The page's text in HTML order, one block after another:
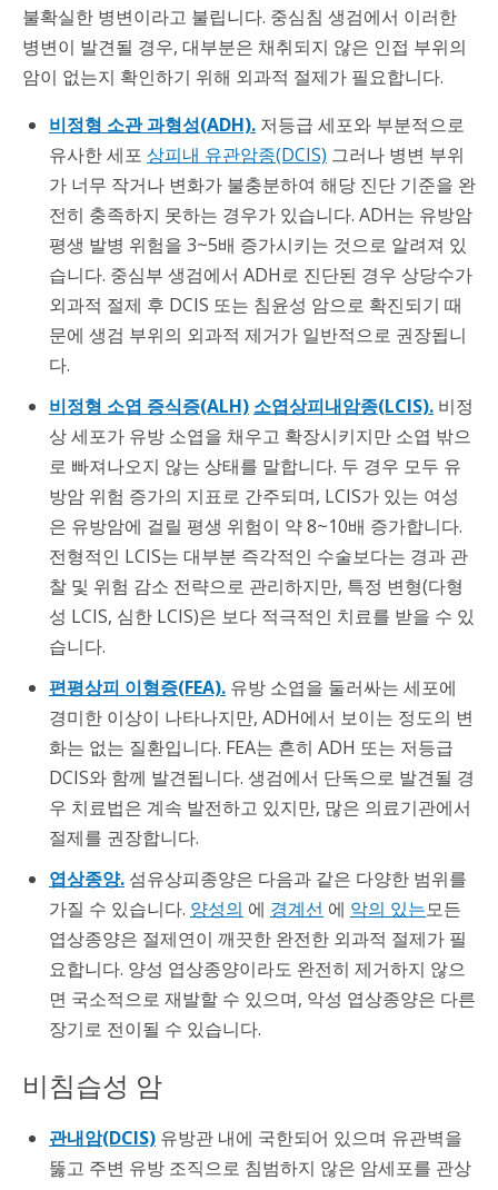
불확실한 병변이라고 불립니다. 중심침 생검에서 이러한
병변이 발견될 경우, 대부분은 채취되지 않은 인접 부위의
암이 없는지 확인하기 위해 외과적 절제가 필요합니다.
비정형 소관 과형성(ADH). 저등급 세포와 부분적으로
유사한 세포 상피내 유관암종(DCIS) 그러나 병변 부위
가 너무 작거나 변화가 불충분하여 해당 진단 기준을 완
전히 충족하지 못하는 경우가 있습니다. ADH는 유방암
평생 발병 위험을 3~5배 증가시키는 것으로 알려져 있
습니다. 중심부 생검에서 ADH로 진단된 경우 상당수가
외과적 절제 후 DCIS 또는 침윤성 암으로 확진되기 때
문에 생검 부위의 외과적 제거가 일반적으로 권장됩니
다.
비정형 소엽 증식증(ALH) 소엽상피내암종(LCIS). 비정
상 세포가 유방 소엽을 채우고 확장시키지만 소엽 밖으
로 빠져나오지 않는 상태를 말합니다. 두 경우 모두 유
방암 위험 증가의 지표로 간주되며, LCIS가 있는 여성
은 유방암에 걸릴 평생 위험이 약 8~10배 증가합니다.
전형적인 LCIS는 대부분 즉각적인 수술보다는 경과 관
찰 및 위험 감소 전략으로 관리하지만, 특정 변형(다형
성 LCIS, 심한 LCIS)은 보다 적극적인 치료를 받을 수 있
습니다.
편평상피 이형증(FEA). 유방 소엽을 둘러싸는 세포에
경미한 이상이 나타나지만, ADH에서 보이는 정도의 변
화는 없는 질환입니다. FEA는 흔히 ADH 또는 저등급
DCIS와 함께 발견됩니다. 생검에서 단독으로 발견될 경
우 치료법은 계속 발전하고 있지만, 많은 의료기관에서
절제를 권장합니다.
엽상종양. 섬유상피종양은 다음과 같은 다양한 범위를
가질 수 있습니다. 양성의 에 경계선 에 악의 있는모든
엽상종양은 절제연이 깨끗한 완전한 외과적 절제가 필
요합니다. 양성 엽상종양이라도 완전히 제거하지 않으
면 국소적으로 재발할 수 있으며, 악성 엽상종양은 다른
장기로 전이될 수 있습니다.
비침습성 암
관내암(DCIS) 유방관 내에 국한되어 있으며 유관벽을
뚫고 주변 유방 조직으로 침범하지 않은 암세포를 관상